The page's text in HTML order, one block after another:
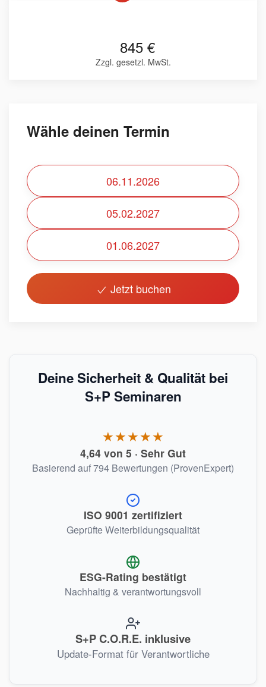
845 €
Zzgl. gesetzl. MwSt.
Wähle deinen Termin
06.11.2026
05.02.2027
01.06.2027
Jetzt buchen
Deine Sicherheit & Qualität bei
S+P Seminaren
★★★★★
4,64 von 5 · Sehr Gut
Basierend auf 794 Bewertungen (ProvenExpert)
ISO 9001 zertifiziert
Geprüfte Weiterbildungsqualität
ESG-Rating bestätigt
Nachhaltig & verantwortungsvoll
S+P C.O.R.E. inklusive
Update-Format für Verantwortliche